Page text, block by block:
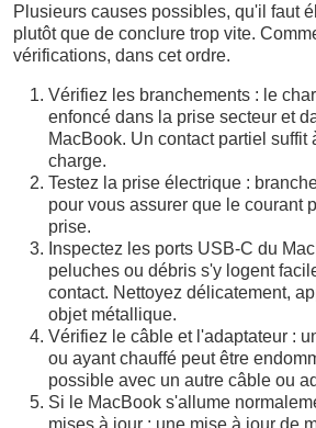
Plusieurs causes possibles, qu'il faut
plutôt que de conclure trop vite.
vérifications, dans cet ordre.
Vérifiez les branchements : le
enfoncé dans la prise secteur et
MacBook. Un contact partiel suffit
charge.
Testez la prise électrique :
pour vous assurer que le courant
prise.
Inspectez les ports USB-C du
peluches ou débris s'y logent
contact. Nettoyez délicatement,
objet métallique.
Vérifiez le câble et l'adaptateur :
ou ayant chauffé peut être
possible avec un autre câble ou
Si le MacBook s'allume
mises à jour : une mise à jour de